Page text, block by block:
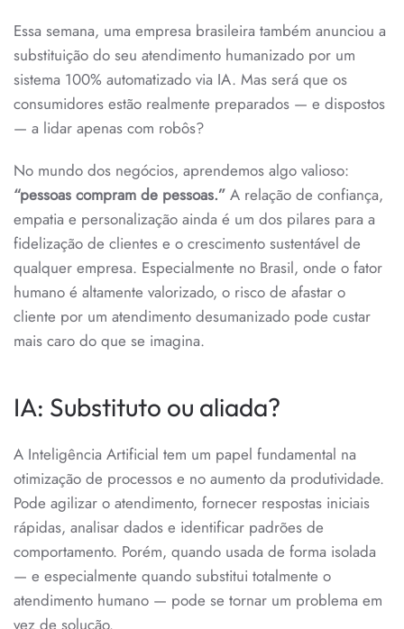
Essa semana, uma empresa brasileira também anunciou a
substituição do seu atendimento humanizado por um
sistema 100% automatizado via IA. Mas será que os
consumidores estão realmente preparados — e dispostos
— a lidar apenas com robôs?
No mundo dos negócios, aprendemos algo valioso:
“pessoas compram de pessoas.” A relação de confiança,
empatia e personalização ainda é um dos pilares para a
fidelização de clientes e o crescimento sustentável de
qualquer empresa. Especialmente no Brasil, onde o fator
humano é altamente valorizado, o risco de afastar o
cliente por um atendimento desumanizado pode custar
mais caro do que se imagina.
IA: Substituto ou aliada?
A Inteligência Artificial tem um papel fundamental na
otimização de processos e no aumento da produtividade.
Pode agilizar o atendimento, fornecer respostas iniciais
rápidas, analisar dados e identificar padrões de
comportamento. Porém, quando usada de forma isolada
— e especialmente quando substitui totalmente o
atendimento humano — pode se tornar um problema em
vez de solução.